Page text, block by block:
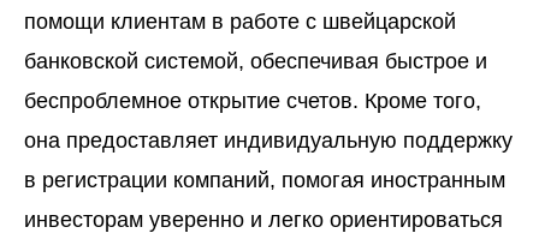
помощи клиентам в работе с швейцарской
банковской системой, обеспечивая быстрое и
беспроблемное открытие счетов. Кроме того,
она предоставляет индивидуальную поддержку
в регистрации компаний, помогая иностранным
инвесторам уверенно и легко ориентироваться